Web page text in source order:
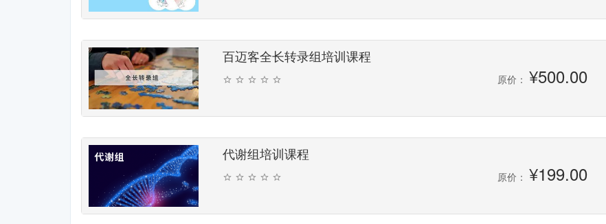
百迈客全长转录组培训课程
原价： ¥500.00
代谢组培训课程
原价： ¥199.00